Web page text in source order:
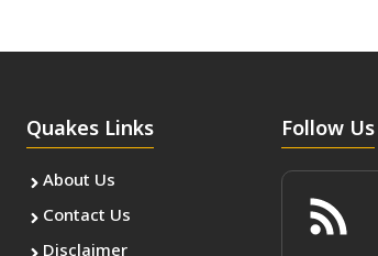
Quakes Links
About Us
Contact Us
Follow Us